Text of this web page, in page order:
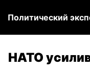
Политический
НАТО